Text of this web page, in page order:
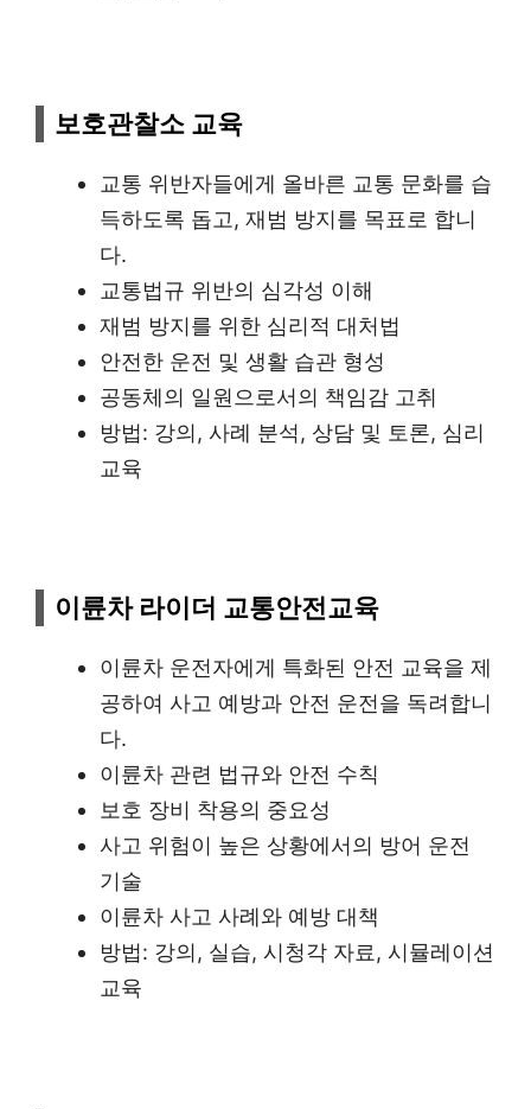
보호관찰소 교육
교통 위반자들에게 올바른 교통 문화를 습
득하도록 돕고, 재범 방지를 목표로 합니
다.
교통법규 위반의 심각성 이해
재범 방지를 위한 심리적 대처법
안전한 운전 및 생활 습관 형성
공동체의 일원으로서의 책임감 고취
방법: 강의, 사례 분석, 상담 및 토론, 심리
교육
이륜차 라이더 교통안전교육
이륜차 운전자에게 특화된 안전 교육을 제
공하여 사고 예방과 안전 운전을 독려합니
다.
이륜차 관련 법규와 안전 수칙
보호 장비 착용의 중요성
사고 위험이 높은 상황에서의 방어 운전
기술
이륜차 사고 사례와 예방 대책
방법: 강의, 실습, 시청각 자료, 시뮬레이션
교육